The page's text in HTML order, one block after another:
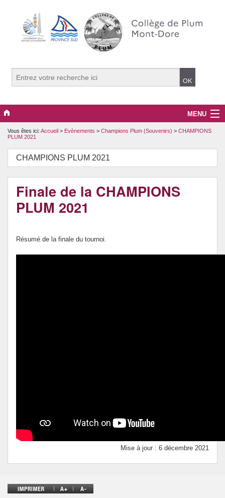
MENU
La Vie du Collège
Espace Pédagogique
Classe Défense 2026
Options / Projets / Ateliers
Vous êtes ici: Accueil > Evènements > Champions Plum (Souvenirs) > CHAMPIONS
PLUM 2021
CHAMPIONS PLUM 2021
Finale de la CHAMPIONS
PLUM 2021
Résumé de la finale du tournoi.
Mise à jour : 6 décembre 2021